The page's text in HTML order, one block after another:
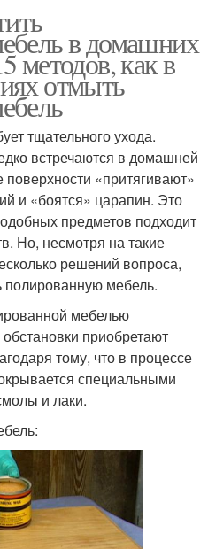
в домашних
методов, как в
отмыть
тщательного ухода.
встречаются в домашней
«притягивают»
и «боятся» царапин. Это
предметов подходит
Но, несмотря на такие
решений вопроса,
полированную мебель.
мебелью
приобретают
тому, что в процессе
специальными
и лаки.